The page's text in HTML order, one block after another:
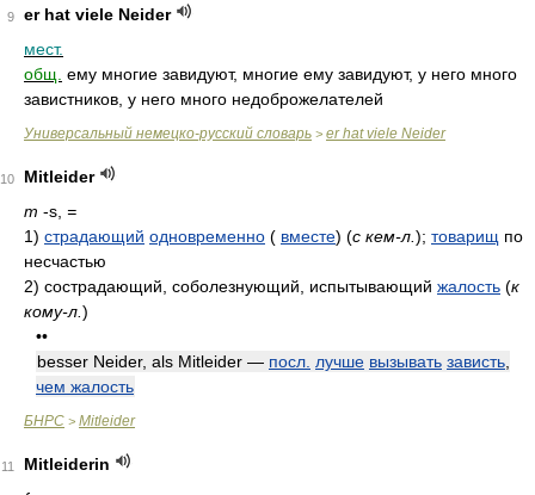
9
er hat viele Neider
мест.
общ. ему многие завидуют, многие ему завидуют, у него много
завистников, у него много недоброжелателей
Универсальный немецко-русский словарь > er hat viele Neider
10
Mitleider
m -s, =
1) страдающий одновременно ( вместе) (с кем-л. ); товарищ по
несчастью
2) сострадающий, соболезнующий, испытывающий жалость (к
кому-л. )
••
besser Neider, als Mitleider — посл. лучше вызывать зависть
чем жалость
БНРС > Mitleider
11
Mitleiderin